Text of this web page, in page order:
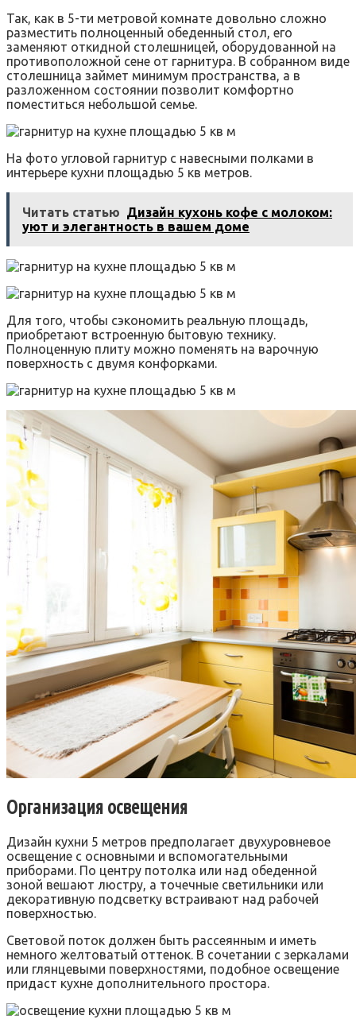
Так, как в 5-ти метровой комнате довольно сложно
разместить полноценный обеденный стол, его
заменяют откидной столешницей, оборудованной на
противоположной сене от гарнитура. В собранном виде
столешница займет минимум пространства, а в
разложенном состоянии позволит комфортно
поместиться небольшой семье.
На фото угловой гарнитур с навесными полками в
интерьере кухни площадью 5 кв метров.
Читать статью Дизайн кухонь кофе с молоком:
уют и элегантность в вашем доме
Для того, чтобы сэкономить реальную площадь,
приобретают встроенную бытовую технику.
Полноценную плиту можно поменять на варочную
поверхность с двумя конфорками.
Организация освещения
Дизайн кухни 5 метров предполагает двухуровневое
освещение с основными и вспомогательными
приборами. По центру потолка или над обеденной
зоной вешают люстру, а точечные светильники или
декоративную подсветку встраивают над рабочей
поверхностью.
Световой поток должен быть рассеянным и иметь
немного желтоватый оттенок. В сочетании с зеркалами
или глянцевыми поверхностями, подобное освещение
придаст кухне дополнительного простора.